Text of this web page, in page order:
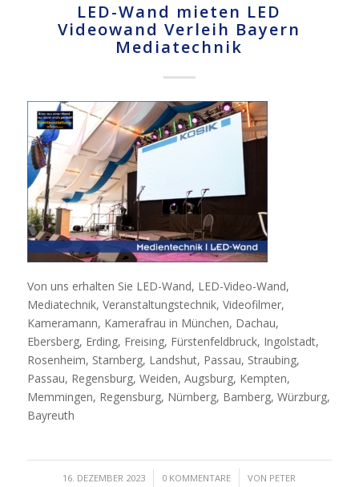
LED-Wand mieten LED
Videowand Verleih Bayern
Mediatechnik
Von uns erhalten Sie LED-Wand, LED-Video-Wand,
Mediatechnik, Veranstaltungstechnik, Videofilmer,
Kameramann, Kamerafrau in München, Dachau,
Ebersberg, Erding, Freising, Fürstenfeldbruck, Ingolstadt,
Rosenheim, Starnberg, Landshut, Passau, Straubing,
Passau, Regensburg, Weiden, Augsburg, Kempten,
Memmingen, Regensburg, Nürnberg, Bamberg, Würzburg,
Bayreuth
16. DEZEMBER 2023
/ 0 KOMMENTARE
/ VON PETER